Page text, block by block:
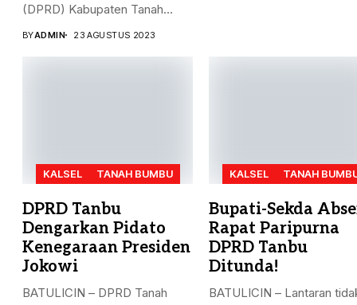
(DPRD) Kabupaten Tanah
BYADMIN 23 AGUSTUS 2023
KALSEL TANAH BUMBU
DPRD Tanbu
Dengarkan Pidato
Kenegaraan Presiden
Jokowi
BATULICIN – DPRD Tanah
KALSEL TANAH
Bupati-Sekda
Rapat Paripurna
DPRD Tanbu
Ditunda!
BATULICIN – Lantaran